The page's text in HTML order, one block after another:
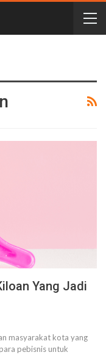
Yang Jadi
masyarakat kota yang
pebisnis untuk